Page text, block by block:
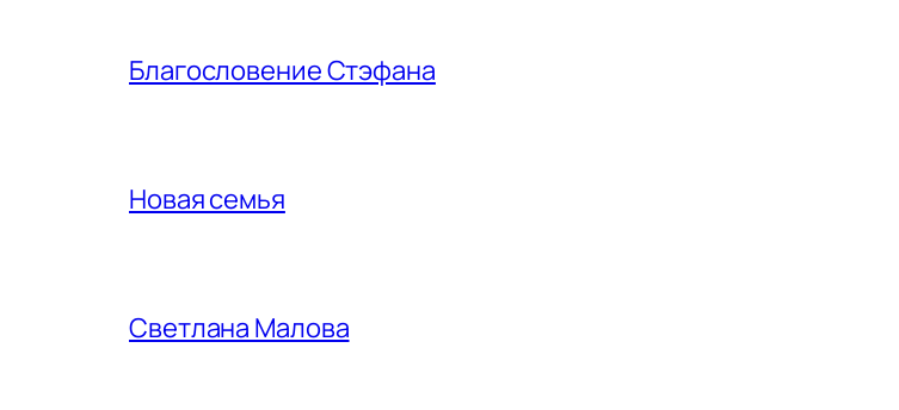
Благословение Стэфана
Новая семья
Светлана Малова